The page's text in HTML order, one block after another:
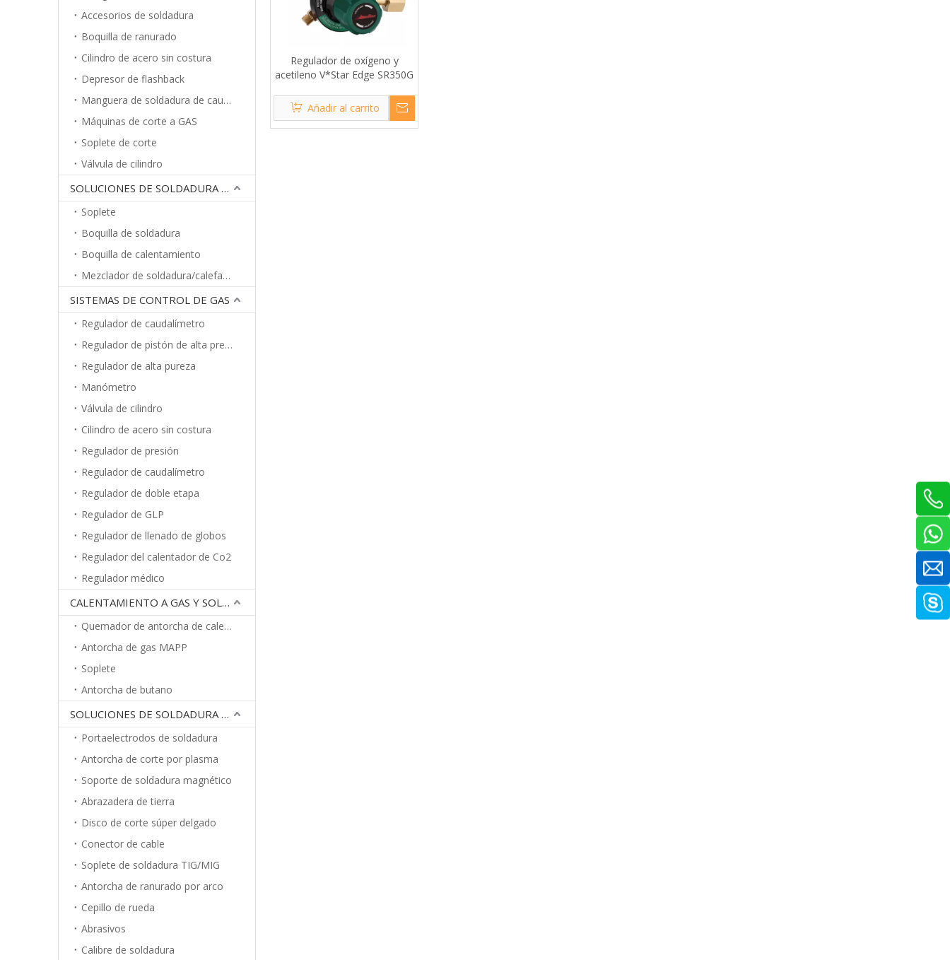
Accesorios de soldadura
Boquilla de ranurado
Cilindro de acero sin costura
Depresor de flashback
Manguera de soldadura de caucho
Máquinas de corte a GAS
Soplete de corte
Válvula de cilindro
SOLUCIONES DE SOLDADURA A GAS
Soplete
Boquilla de soldadura
Boquilla de calentamiento
Mezclador de soldadura/calefacción
SISTEMAS DE CONTROL DE GAS
Regulador de caudalímetro
Regulador de pistón de alta presión
Regulador de alta pureza
Manómetro
Válvula de cilindro
Cilindro de acero sin costura
Regulador de presión
Regulador de caudalímetro
Regulador de doble etapa
Regulador de GLP
Regulador de llenado de globos
Regulador del calentador de Co2
Regulador médico
CALENTAMIENTO A GAS Y SOLDADURA
Quemador de antorcha de calentamiento
Antorcha de gas MAPP
Soplete
Antorcha de butano
SOLUCIONES DE SOLDADURA POR ARCO
Portaelectrodos de soldadura
Antorcha de corte por plasma
Soporte de soldadura magnético
Abrazadera de tierra
Disco de corte súper delgado
Conector de cable
Soplete de soldadura TIG/MIG
Antorcha de ranurado por arco
Cepillo de rueda
Abrasivos
Calibre de soldadura
Regulador de oxígeno y
acetileno V*Star Edge SR350G
Añadir al carrito